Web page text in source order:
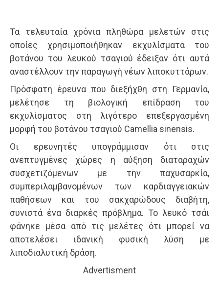
Τα τελευταία χρόνια πληθώρα μελετών στις
οποίες χρησιμοποιήθηκαν εκχυλίσματα του
βοτάνου του λευκού τσαγιού έδειξαν ότι αυτά
αναστέλλουν την παραγωγή νέων λιποκυττάρων.
Πρόσφατη έρευνα που διεξήχθη στη Γερμανία,
μελέτησε τη βιολογική επίδραση του
εκχυλίσματος στη λιγότερο επεξεργασμένη
μορφή του βοτάνου τσαγιού Camellia sinensis.
Οι ερευνητές υπογράμμισαν ότι στις
ανεπτυγμένες χώρες η αύξηση διαταραχών
συσχετιζόμενων με την παχυσαρκία,
συμπεριλαμβανομένων των καρδιαγγειακών
παθήσεων και του σακχαρώδους διαβήτη,
συνιστά ένα διαρκές πρόβλημα. Το λευκό τσάι
φάνηκε μέσα από τις μελέτες ότι μπορεί να
αποτελέσει ιδανική φυσική λύση με
λιποδιαλυτική δράση.
Advertisment